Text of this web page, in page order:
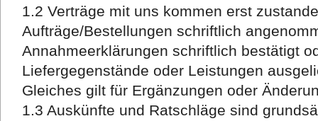
1.2 Verträge mit uns kommen erst
Aufträge/Bestellungen schriftlich
Annahmeerklärungen schriftlich bestätigt
Liefergegenstände oder Leistungen
Gleiches gilt für Ergänzungen oder
1.3 Auskünfte und Ratschläge sind